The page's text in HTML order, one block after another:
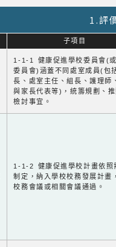
1.評
子項目
1-1-1 健康促進學校委員會(
委員會)涵蓋不同處室成員(包
長、處室主任、組長、護理師
與家長代表等)，統籌規劃、
檢討事宜。
1-1-2 健康促進學校計畫依照
制定，納入學校校務發展計畫
校務會議或相關會議通過。